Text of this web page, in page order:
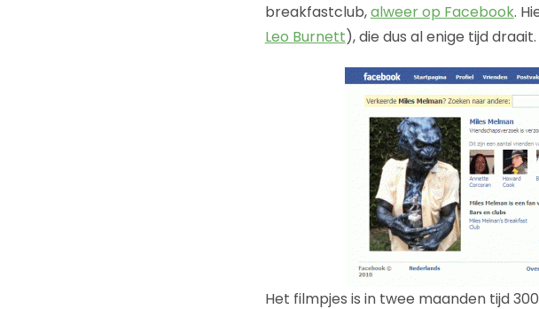
breakfastclub,alweer op Facebook.
Leo Burnett), die dus al enige tijd draait.
Het filmpjes is in twee maanden tijd